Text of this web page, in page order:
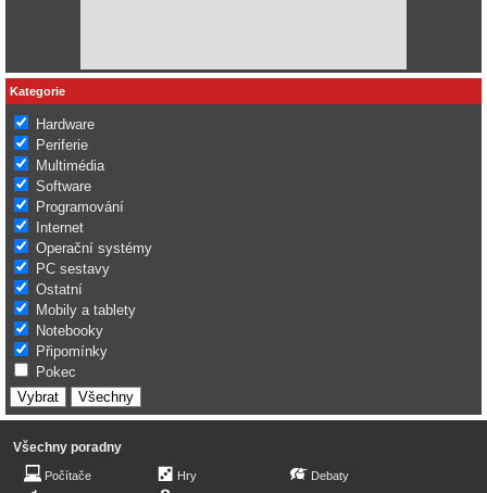
Kategorie
Hardware
Periferie
Multimédia
Software
Programování
Internet
Operační systémy
PC sestavy
Ostatní
Mobily a tablety
Notebooky
Připomínky
Pokec
Všechny poradny
Počítače
Hry
Debaty